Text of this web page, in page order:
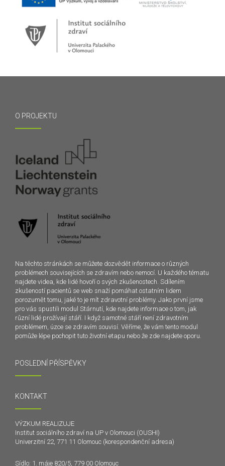
O PROJEKTU
Na těchto stránkách se můžete dozvědět informace o různých
problémech souvisejících se zdravím nebo nemocí. U každého tématu
najdete videa, kde lidé hovoří o svých zkušenostech. Sdílením
zkušeností pacientů se web snaží pomáhat ostatním lidem
porozumět tomu, jaké to je mít zdravotní problémy. Jako první jsme
pro vás spustili modul Stárnutí, kde najdete informace o tom, jak
různí lidé prožívají stáří. I když samotné stáří není zdravotním
problémem, úzce se zdravím souvisí. Věříme, že vám tento modul
pomůže lépe pochopit tuto životní etapu nebo že zde najdete oporu.
POSLEDNÍ PŘÍSPĚVKY
KONTAKT
VÝZKUM REALIZUJE
Institut sociálního zdraví na UP v Olomouci (OUSHI)
Univerzitní 22, 771 11 Olomouc (korespondenční adresa)
Sídlo: 1. máje 820/5, 779 00 Olomouc